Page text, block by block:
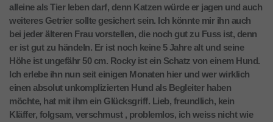
alleine als Tier leben darf, denn Katzen würde er jagen und auch
weiteres Getrier sollte gesichert sein. Ich könnte mir ihn auch
bei jeder älteren Frau vorstellen, die noch gut zu Fuss ist, denn
er ist gut zu händeln. Er ist noch keine 5 Jahre alt und seine
Höhe ist ungefähr 50 cm. Rocky ist ein Schatz von einem Hund.
Ich erlebe ihn nun seit einigen Monaten hier und wer wirklich
einen absolut unkomplizierten Hund als Begleiter haben
möchte, hat mit ihm ein Glücksgriff. Lieb, freundlich, kein
Kläffer, folgsam, verschmust , problemlos, ich weiss nicht wie